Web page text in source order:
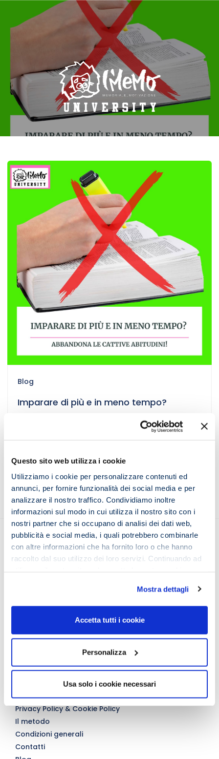
Questo sito web utilizza i cookie
Utilizziamo i cookie per personalizzare contenuti ed
annunci, per fornire funzionalità dei social media e per
analizzare il nostro traffico. Condividiamo inoltre
informazioni sul modo in cui utilizza il nostro sito con i
nostri partner che si occupano di analisi dei dati web,
pubblicità e social media, i quali potrebbero combinarle
con altre informazioni che ha fornito loro o che hanno
raccolto dal suo utilizzo dei loro servizi. Continuando ad
Mostra dettagli
Accetta tutti i cookie
Personalizza
Usa solo i cookie necessari
Blog
Imparare di più e in meno tempo?
4 Luglio 2022
Seguici sui social
Il Team iMeMo
i’M Metodo
i’M Lettura Veloce
i’M Memoria
Privacy Policy & Cookie Policy
Il metodo
Condizioni generali
Contatti